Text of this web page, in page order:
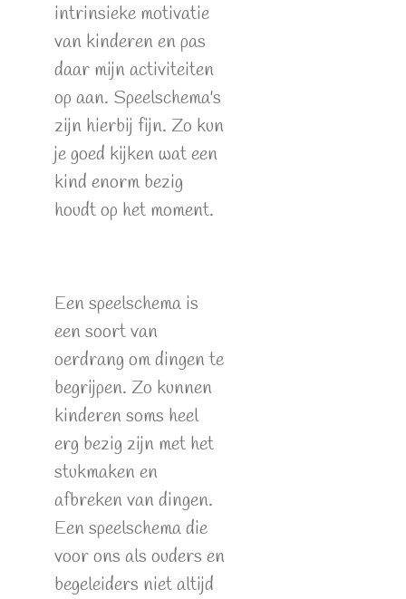
intrinsieke motivatie
van kinderen en pas
daar mijn activiteiten
op aan. Speelschema's
zijn hierbij fijn. Zo kun
je goed kijken wat een
kind enorm bezig
houdt op het moment.
Een speelschema is
een soort van
oerdrang om dingen te
begrijpen. Zo kunnen
kinderen soms heel
erg bezig zijn met het
stukmaken en
afbreken van dingen.
Een speelschema die
voor ons als ouders en
begeleiders niet altijd